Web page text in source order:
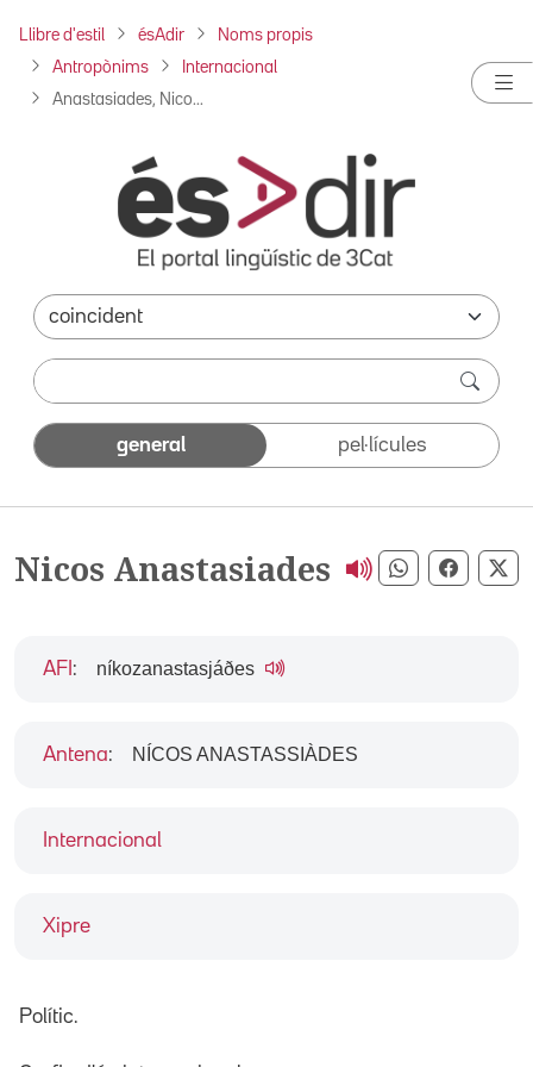
Llibre d'estil ésAdir Noms propis
Antropònims Internacional
Anastasiades, Nico...
general pel·lícules
Nicos Anastasiades Compartir
Internacional
Xipre
AFI : níkozanastasjáðes
Antena: NÍCOS ANASTASSIÀDES
Polític.